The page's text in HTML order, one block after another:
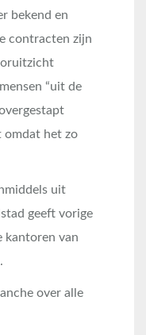
bekend en
contracten zijn
“uit de
omdat het zo
uit
geeft vorige
kantoren van
over alle